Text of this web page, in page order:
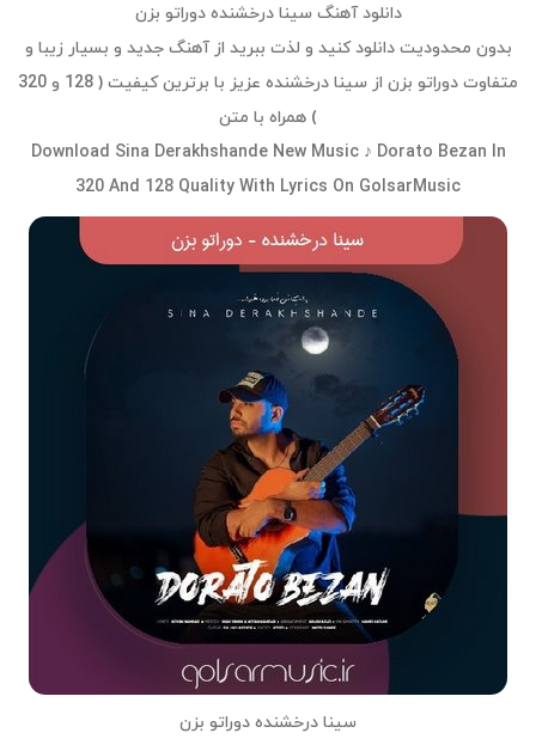
دانلود آهنگ سینا درخشنده دوراتو بزن
بدون محدودیت دانلود کنید و لذت ببرید از آهنگ جدید و بسیار زیبا و
متفاوت دوراتو بزن از سینا درخشنده عزیز با برترین کیفیت ( 128 و 320
) همراه با متن
Download Sina Derakhshande New Music ♪ Dorato Bezan In
320 And 128 Quality With Lyrics On GolsarMusic
سینا درخشنده دوراتو بزن